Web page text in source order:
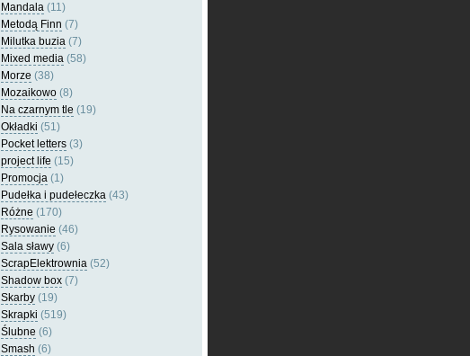
Mandala (11)
Metodą Finn (7)
Milutka buzia (7)
Mixed media (58)
Morze (38)
Mozaikowo (8)
Na czarnym tle (19)
Okładki (51)
Pocket letters (3)
project life (15)
Promocja (1)
Pudełka i pudełeczka (43)
Różne (170)
Rysowanie (46)
Sala sławy (6)
ScrapElektrownia (52)
Shadow box (7)
Skarby (19)
Skrapki (519)
Ślubne (6)
Smash (6)